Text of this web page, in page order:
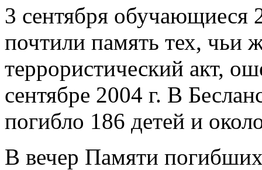
3 сентября обучающиеся
почтили память тех, чьи
террористический акт,
сентябре 2004 г. В
погибло 186 детей и
В вечер Памяти